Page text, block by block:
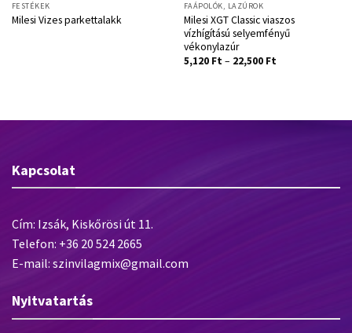
FESTÉKEK
Milesi Vizes parkettalakk
FAÁPOLÓK, LAZÚROK
Milesi XGT Classic viaszos
vízhígítású selyemfényű
vékonylazúr
5,120 Ft – 22,500 Ft
Kapcsolat
Cím: Izsák, Kiskőrösi út 11.
Telefon: +36 20 524 2665
E-mail: szinvilagmix@gmail.com
Nyitvatartás